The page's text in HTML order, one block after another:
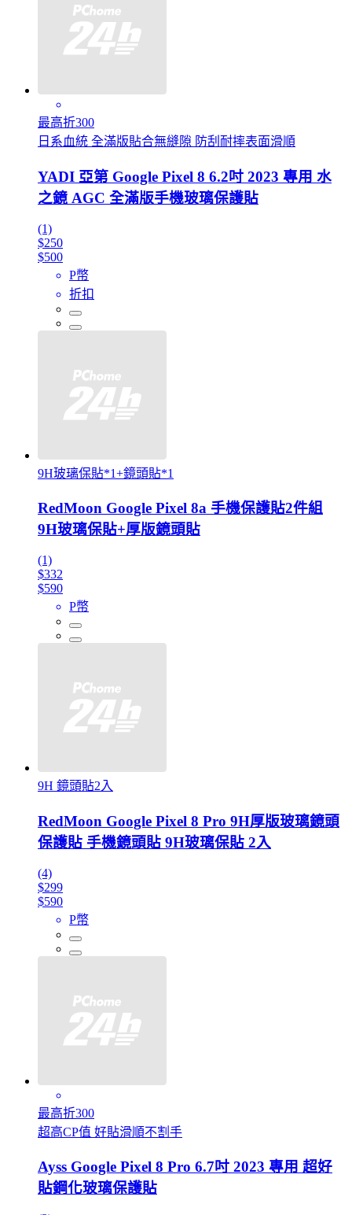
最高折300
日系血統 全滿版貼合無縫隙 防刮耐摔表面滑順
YADI 亞第 Google Pixel 8 6.2吋 2023 專用 水
之鏡 AGC 全滿版手機玻璃保護貼
(1)
$250
$500
P幣
折扣
9H玻璃保貼*1+鏡頭貼*1
RedMoon Google Pixel 8a 手機保護貼2件組
9H玻璃保貼+厚版鏡頭貼
(1)
$332
$590
P幣
9H 鏡頭貼2入
RedMoon Google Pixel 8 Pro 9H厚版玻璃鏡頭
保護貼 手機鏡頭貼 9H玻璃保貼 2入
(4)
$299
$590
P幣
最高折300
超高CP值 好貼滑順不割手
Ayss Google Pixel 8 Pro 6.7吋 2023 專用 超好
貼鋼化玻璃保護貼